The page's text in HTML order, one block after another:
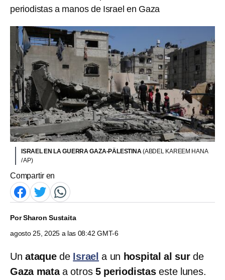
periodistas a manos de Israel en Gaza
ISRAEL EN LA GUERRA GAZA-PÄLESTINA(ABDEL KAREEM HANA
/ AP)
Compartir en
PorSharon Sustaita
agosto 25, 2025 a las 08:42 GMT-6
Un ataquede Israel a un hospital al surde
Gaza mataa otros 5 periodistaseste lunes.